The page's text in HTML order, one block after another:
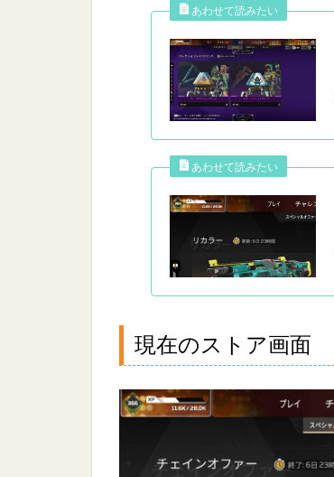
現在のストア画面